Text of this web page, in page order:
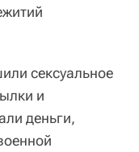
сексуальное
и
деньги,